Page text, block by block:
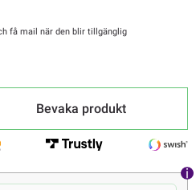
få mail när den blir tillgänglig
Bevaka produkt